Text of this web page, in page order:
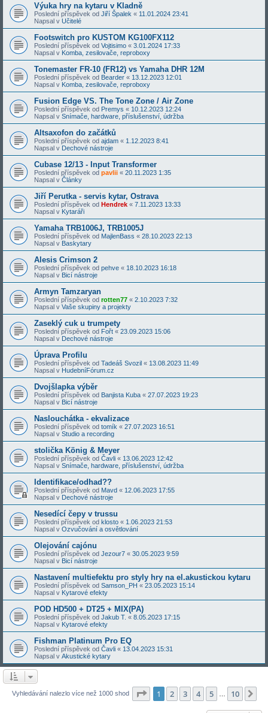
Výuka hry na kytaru v Kladně
Poslední příspěvek od Jiří Špalek « 11.01.2024 23:41
Napsal v Učitelé
Footswitch pro KUSTOM KG100FX112
Poslední příspěvek od Vojtisimo « 3.01.2024 17:33
Napsal v Komba, zesilovače, reproboxy
Tonemaster FR-10 (FR12) vs Yamaha DHR 12M
Poslední příspěvek od Bearder « 13.12.2023 12:01
Napsal v Komba, zesilovače, reproboxy
Fusion Edge VS. The Tone Zone / Air Zone
Poslední příspěvek od Premys « 10.12.2023 12:24
Napsal v Snímače, hardware, příslušenství, údržba
Altsaxofon do začátků
Poslední příspěvek od ajdam « 1.12.2023 8:41
Napsal v Dechové nástroje
Cubase 12/13 - Input Transformer
Poslední příspěvek od pavlii « 20.11.2023 1:35
Napsal v Články
Jiří Perutka - servis kytar, Ostrava
Poslední příspěvek od Hendrek « 7.11.2023 13:33
Napsal v Kytaráři
Yamaha TRB1006J, TRB1005J
Poslední příspěvek od MajlenBass « 28.10.2023 22:13
Napsal v Baskytary
Alesis Crimson 2
Poslední příspěvek od pehve « 18.10.2023 16:18
Napsal v Bicí nástroje
Armyn Tamzaryan
Poslední příspěvek od rotten77 « 2.10.2023 7:32
Napsal v Vaše skupiny a projekty
Zaseklý cuk u trumpety
Poslední příspěvek od Fořt « 23.09.2023 15:06
Napsal v Dechové nástroje
Úprava Profilu
Poslední příspěvek od Tadeáš Svozil « 13.08.2023 11:49
Napsal v HudebníFórum.cz
Dvojšlapka výběr
Poslední příspěvek od Banjista Kuba « 27.07.2023 19:23
Napsal v Bicí nástroje
Naslouchátka - ekvalizace
Poslední příspěvek od tomík « 27.07.2023 16:51
Napsal v Studio a recording
stolička König & Meyer
Poslední příspěvek od Čavli « 13.06.2023 12:42
Napsal v Snímače, hardware, příslušenství, údržba
Identifikace/odhad??
Poslední příspěvek od Mavd « 12.06.2023 17:55
Napsal v Dechové nástroje
Nesedící čepy v trussu
Poslední příspěvek od klosto « 1.06.2023 21:53
Napsal v Ozvučování a osvětlování
Olejování cajónu
Poslední příspěvek od Jezour7 « 30.05.2023 9:59
Napsal v Bicí nástroje
Nastavení multiefektu pro styly hry na el.akustickou kytaru
Poslední příspěvek od Samson_PH « 23.05.2023 15:14
Napsal v Kytarové efekty
POD HD500 + DT25 + MIX(PA)
Poslední příspěvek od Jakub T. « 8.05.2023 17:15
Napsal v Kytarové efekty
Fishman Platinum Pro EQ
Poslední příspěvek od Čavli « 13.04.2023 15:31
Napsal v Akustické kytary
Vyhledávání nalezlo více než 1000 shod Stránka z 10
1 2 3 4 5 10